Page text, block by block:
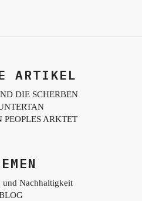
ARTIKEL
DIE SCHERBEN
ARKTET
Nachhaltigkeit